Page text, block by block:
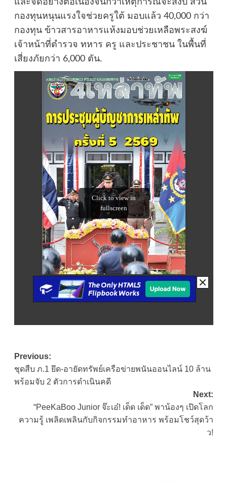
และจัดอย่างต่อเนื่องจนกว่าเหตุการณ์จะสงบ ส่วน
กองทุนหนุนแรงใจช่วยครูใต้ มอบแล้ว 40,000 กว่า
กองทุน ข้าวสารอาหารแห้งมอบช่วยเหลือพระสงฆ์
เจ้าหน้าที่ตำรวจ ทหาร ครู และประชาชน ในพื้นที่
เสี่ยงภัยกว่า 6,000 ตัน.
Post
navigation
Previous:
ชุดสืบ ภ.1 ยึด-อายัดทรัพย์เครือข่ายพนันออนไลน์ 10 ล้าน
พร้อมจับ 2 ตัวการดำเนินคดี
Next:
“PeeKaBoo Junior จ๊ะเอ๋! เด็ด เด็ด” พาน้องๆ เปิดโลก
ความรู้ เพลิดเพลินกับกิจกรรมทำอาหาร พร้อมโชว์สุดว้า
ว!